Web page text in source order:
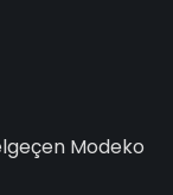
Modeko